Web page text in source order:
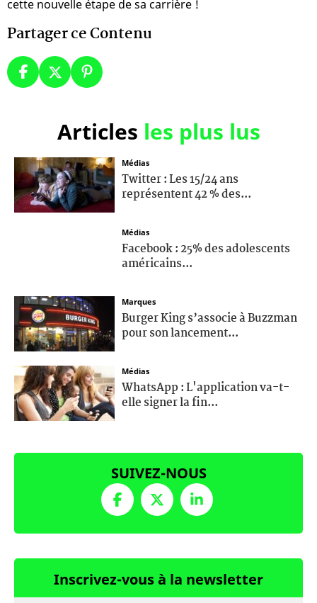
cette nouvelle étape de sa carrière !
Partager ce Contenu
Articles les plus lus
Médias
Twitter : Les 15/24 ans
représentent 42 % des...
Médias
Facebook : 25% des adolescents
américains...
Marques
Burger King s’associe à Buzzman
pour son lancement...
Médias
WhatsApp : L'application va-t-
elle signer la fin...
SUIVEZ-NOUS
Inscrivez-vous à la newsletter